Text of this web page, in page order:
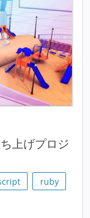
上げプロジ
ruby